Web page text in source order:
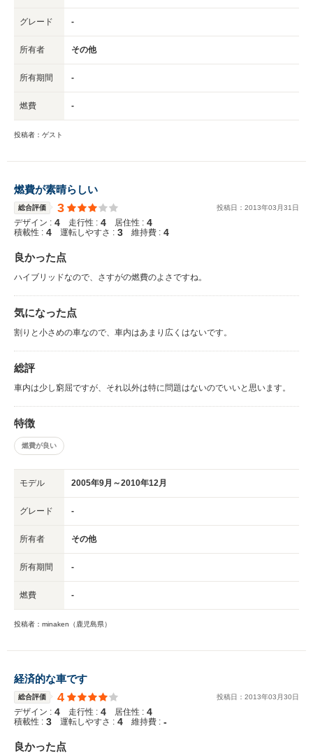
グレード -
所有者 その他
所有期間 -
燃費 -
投稿者：ゲスト
燃費が素晴らしい
総合評価 3 投稿日： 2013年03 月31 日
デザイン : 4 走行性 : 4 居住性 : 4
積載性 : 4 運転しやすさ : 3 維持費 : 4
良かった点
ハイブリッドなので、さすがの燃費のよさですね。
気になった点
割りと小さめの車なので、車内はあまり広くはないです。
総評
車内は少し窮屈ですが、それ以外は特に問題はないのでいいと思います。
特徴
燃費が良い
モデル 2005年9月～2010年12月
グレード -
所有者 その他
所有期間 -
燃費 -
投稿者：minaken（鹿児島県）
経済的な車です
総合評価 4 投稿日： 2013年03 月30日
デザイン : 4 走行性 : 4 居住性 : 4
積載性 : 3 運転しやすさ : 4 維持費 : -
良かった点